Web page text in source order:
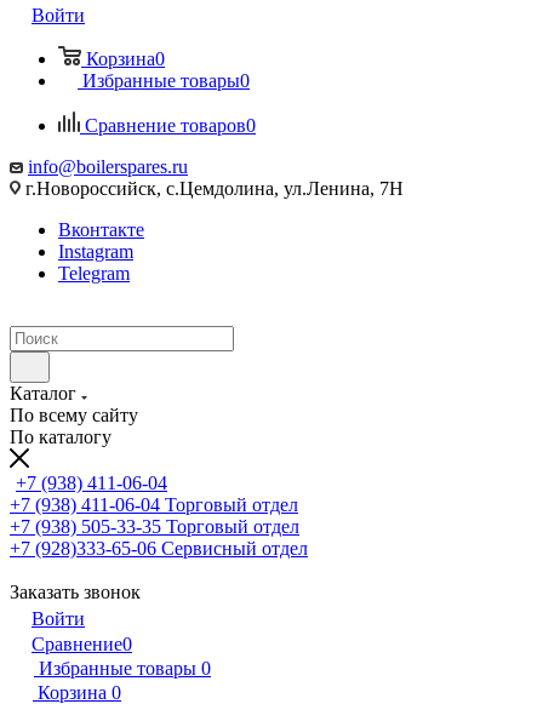
Войти
Корзина0
Избранные товары0
Сравнение товаров0
info@boilerspares.ru
г.Новороссийск, с.Цемдолина, ул.Ленина, 7Н
Вконтакте
Instagram
Telegram
Каталог
По всему сайту
По каталогу
+7 (938) 411-06-04
+7 (938) 411-06-04 Торговый отдел
+7 (938) 505-33-35 Торговый отдел
+7 (928)333-65-06 Сервисный отдел
Заказать звонок
Войти
Сравнение0
Избранные товары 0
Корзина 0